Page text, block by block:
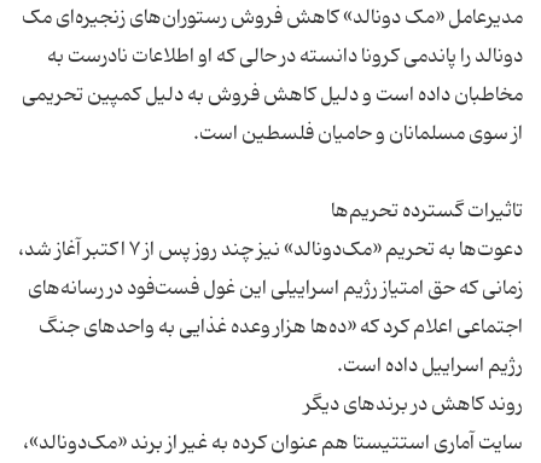
مدیرعامل «مک دونالد» کاهش فروش رستوران‌های زنجیره‌ای مک
دونالد را پاندمی کرونا دانسته در حالی که او اطلاعات نادرست به
مخاطبان داده است و دلیل کاهش فروش به دلیل کمپین تحریمی
دعوت‌ها به تحریم «مک‌دونالد» نیز چند روز پس از ۷ اکتبر آغاز شد،
زمانی که حق امتیاز رژیم اسراییلی این غول فست‌فود در رسانه‌های
اجتماعی اعلام کرد که «ده‌ها هزار وعده غذایی به واحدهای جنگ
سایت آماری استتیستا هم عنوان کرده به غیر از برند «مک‌دونالد»،